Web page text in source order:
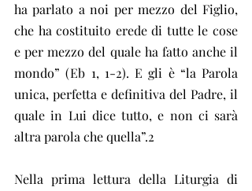
ha parlato a noi per mezzo del Figlio,
che ha costituito erede di tutte le cose
e per mezzo del quale ha fatto anche il
mondo” (Eb 1, 1-2). E gli è “la Parola
unica, perfetta e definitiva del Padre, il
quale in Lui dice tutto, e non ci sarà
altra parola che quella”.2
Nella prima lettura della Liturgia di